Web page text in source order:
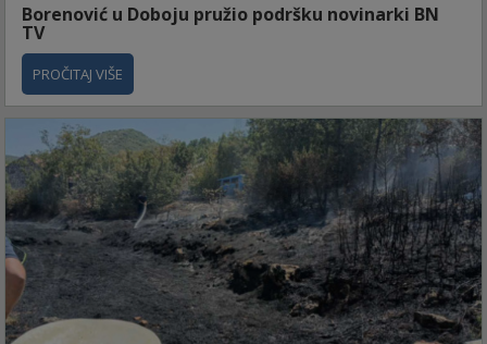
Borenović u Doboju pružio podršku novinarki BN
TV
PROČITAJ VIŠE